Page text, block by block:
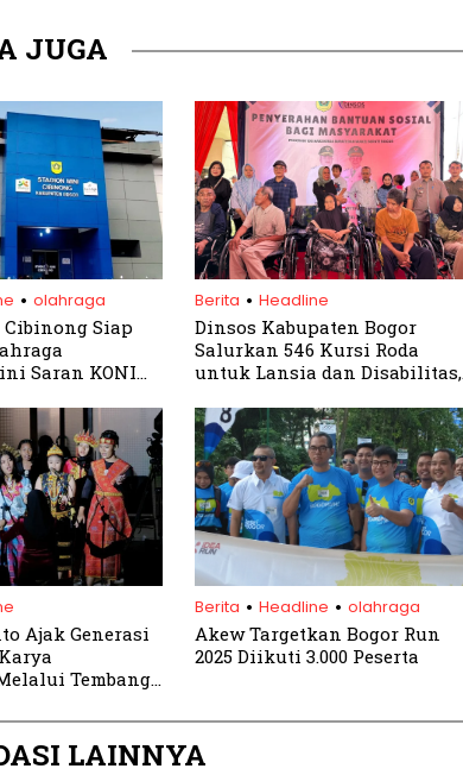
JUGA
. olahraga
Siap
Saran KONI
Berita . Headline
Dinsos Kabupaten Bogor
Salurkan 546 Kursi Roda
untuk Lansia dan Disabilitas,
Rudy Susmanto – Jaro Ade
Ajak Generasi
Tembang
Berita . Headline . olahraga
Akew Targetkan Bogor Run
2025 Diikuti 3.000 Peserta
LAINNYA